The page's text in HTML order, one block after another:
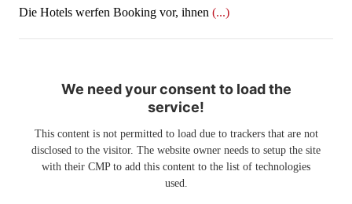
​​​​​​​Die Hotels werfen Booking vor, ihnen (...)
We need your consent to load the
service!
This content is not permitted to load due to trackers that are not
disclosed to the visitor. The website owner needs to setup the site
with their CMP to add this content to the list of technologies
used.